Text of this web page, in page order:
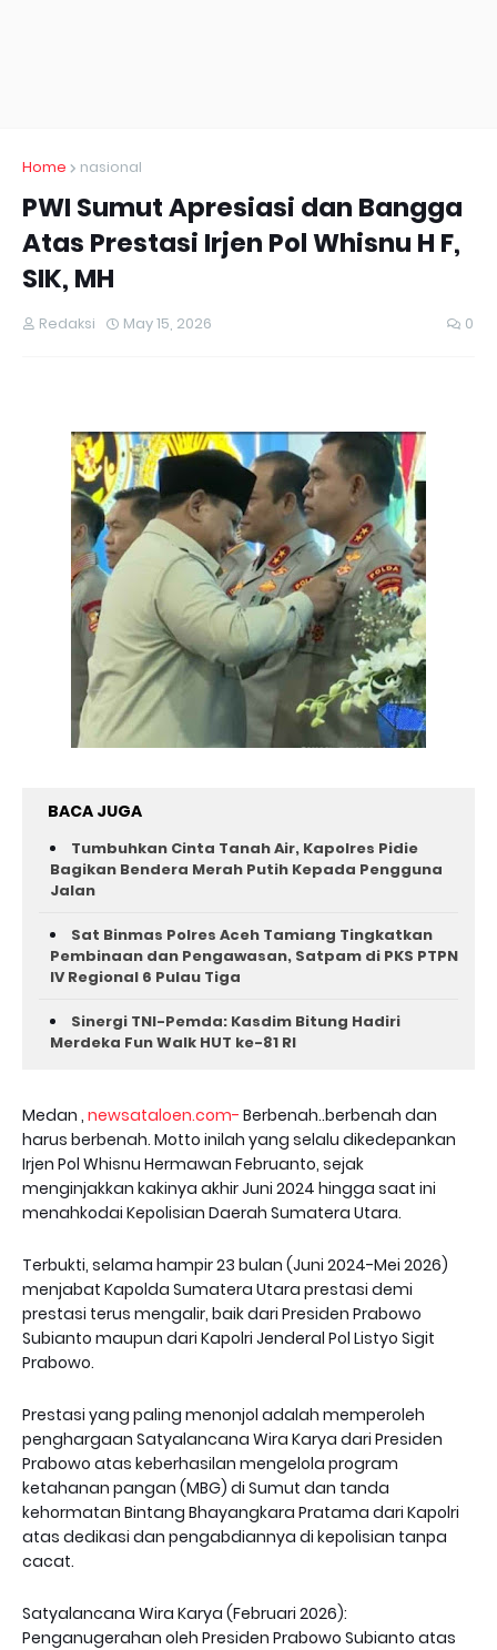
Home nasional
PWI Sumut Apresiasi dan Bangga
Atas Prestasi Irjen Pol Whisnu H F,
SIK, MH
Redaksi May 15, 2026 0
BACA JUGA
Tumbuhkan Cinta Tanah Air, Kapolres Pidie
Bagikan Bendera Merah Putih Kepada Pengguna
Jalan ‎
Sat Binmas Polres Aceh Tamiang Tingkatkan
Pembinaan dan Pengawasan, Satpam di PKS PTPN
IV Regional 6 Pulau Tiga
Sinergi TNI-Pemda: Kasdim Bitung Hadiri
Merdeka Fun Walk HUT ke-81 RI
Medan , newsataloen.com- Berbenah..berbenah dan
harus berbenah. Motto inilah yang selalu dikedepankan
Irjen Pol Whisnu Hermawan Februanto, sejak
menginjakkan kakinya akhir Juni 2024 hingga saat ini
menahkodai Kepolisian Daerah Sumatera Utara.
Terbukti, selama hampir 23 bulan (Juni 2024-Mei 2026)
menjabat Kapolda Sumatera Utara prestasi demi
prestasi terus mengalir, baik dari Presiden Prabowo
Subianto maupun dari Kapolri Jenderal Pol Listyo Sigit
Prabowo.
Prestasi yang paling menonjol adalah memperoleh
penghargaan Satyalancana Wira Karya dari Presiden
Prabowo atas keberhasilan mengelola program
ketahanan pangan (MBG) di Sumut dan tanda
kehormatan Bintang Bhayangkara Pratama dari Kapolri
atas dedikasi dan pengabdiannya di kepolisian tanpa
cacat.
Satyalancana Wira Karya (Februari 2026):
Penganugerahan oleh Presiden Prabowo Subianto atas